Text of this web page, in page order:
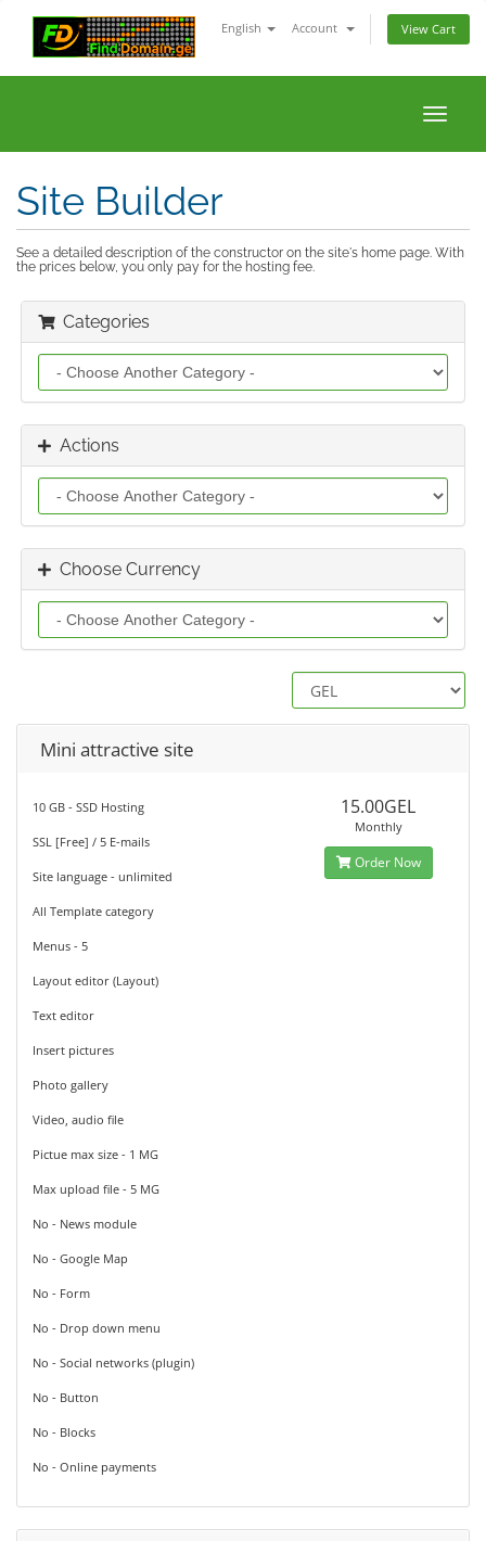
English Account View Cart
Toggle
Site Builder
See a detailed description of the constructor on the site's home page. With
the prices below, you only pay for the hosting fee.
Categories
Actions
Choose Currency
Mini attractive site
10 GB - SSD Hosting
SSL [Free] / 5 E-mails
Site language - unlimited
All Template category
Menus - 5
Layout editor (Layout)
Text editor
Insert pictures
Photo gallery
Video, audio file
Pictue max size - 1 MG
Max upload file - 5 MG
No - News module
No - Google Map
No - Form
No - Drop down menu
No - Social networks (plugin)
No - Button
No - Blocks
No - Online payments
15.00GEL
Monthly
Order Now